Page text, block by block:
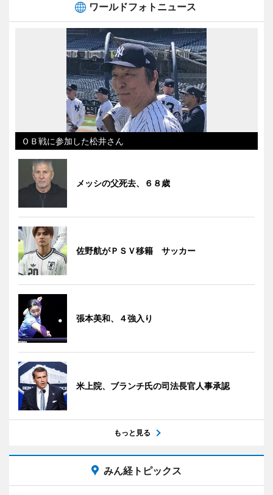
ワールドフォトニュース
ＯＢ戦に参加した松井さん
メッシの父死去、６８歳
佐野航がＰＳＶ移籍 サッカー
張本美和、４強入り
米上院、ブランチ氏の司法長官人事承認
もっと見る
みん経トピックス